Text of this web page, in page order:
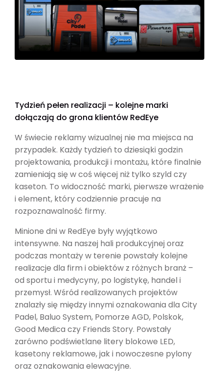
Tydzień pełen realizacji – kolejne marki
dołączają do grona klientów RedEye
W świecie reklamy wizualnej nie ma miejsca na
przypadek. Każdy tydzień to dziesiąki godzin
projektowania, produkcji i montażu, które finalnie
zamieniają się w coś więcej niż tylko szyld czy
kaseton. To widoczność marki, pierwsze wrażenie
i element, który codziennie pracuje na
rozpoznawalność firmy.
Minione dni w RedEye były wyjątkowo
intensywne. Na naszej hali produkcyjnej oraz
podczas montaży w terenie powstały kolejne
realizacje dla firm i obiektów z różnych branż –
od sportu i medycyny, po logistykę, handel i
przemysł. Wśród realizowanych projektów
znalazły się między innymi oznakowania dla City
Padel, Baluo System, Pomorze AGD, Polskok,
Good Medica czy Friends Story. Powstały
zarówno podświetlane litery blokowe LED,
kasetony reklamowe, jak i nowoczesne pylony
oraz oznakowania elewacyjne.